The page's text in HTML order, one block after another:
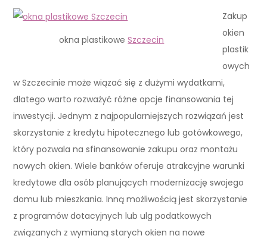
okna plastikoweSzczecin
Zakup
okien
plastik
owych
w Szczecinie może wiązać się z dużymi wydatkami,
dlatego warto rozważyć różne opcje finansowania tej
inwestycji. Jednym z najpopularniejszych rozwiązań jest
skorzystanie z kredytu hipotecznego lub gotówkowego,
który pozwala na sfinansowanie zakupu oraz montażu
nowych okien. Wiele banków oferuje atrakcyjne warunki
kredytowe dla osób planujących modernizację swojego
domu lub mieszkania. Inną możliwością jest skorzystanie
z programów dotacyjnych lub ulg podatkowych
związanych z wymianą starych okien na nowe